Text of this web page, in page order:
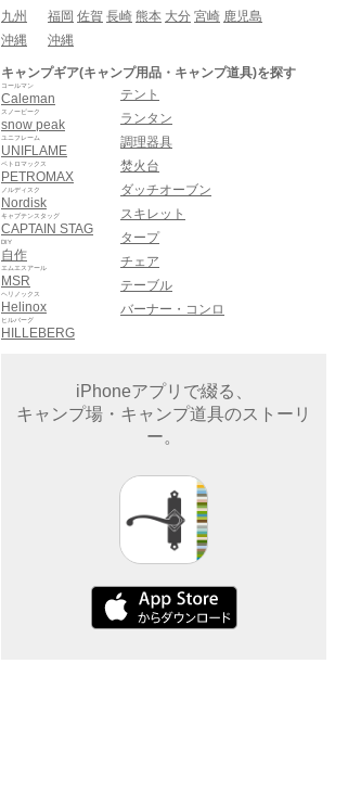
九州 福岡 佐賀 長崎 熊本 大分 宮崎 鹿児島
沖縄
沖縄
キャンプギア(キャンプ用品・キャンプ道具)を探す
Caleman
コールマン
snow peak
スノーピーク
UNIFLAME
ユニフレーム
PETROMAX
ペトロマックス
Nordisk
ノルディスク
CAPTAIN STAG
キャプテンスタッグ
自作
DIY
MSR
エムエスアール
Helinox
ヘリノックス
HILLEBERG
ヒルバーグ
テント
ランタン
調理器具
焚火台
ダッチオーブン
スキレット
タープ
チェア
テーブル
バーナー・コンロ
iPhoneアプリで綴る、
キャンプ場・キャンプ道具のストーリ
ー。